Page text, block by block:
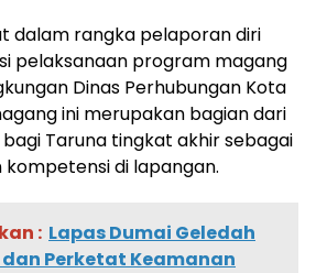
dalam rangka pelaporan diri
pelaksanaan program magang
Dinas Perhubungan Kota
ini merupakan bagian dari
Taruna tingkat akhir sebagai
di lapangan.
: Lapas Dumai Geledah
Perketat Keamanan